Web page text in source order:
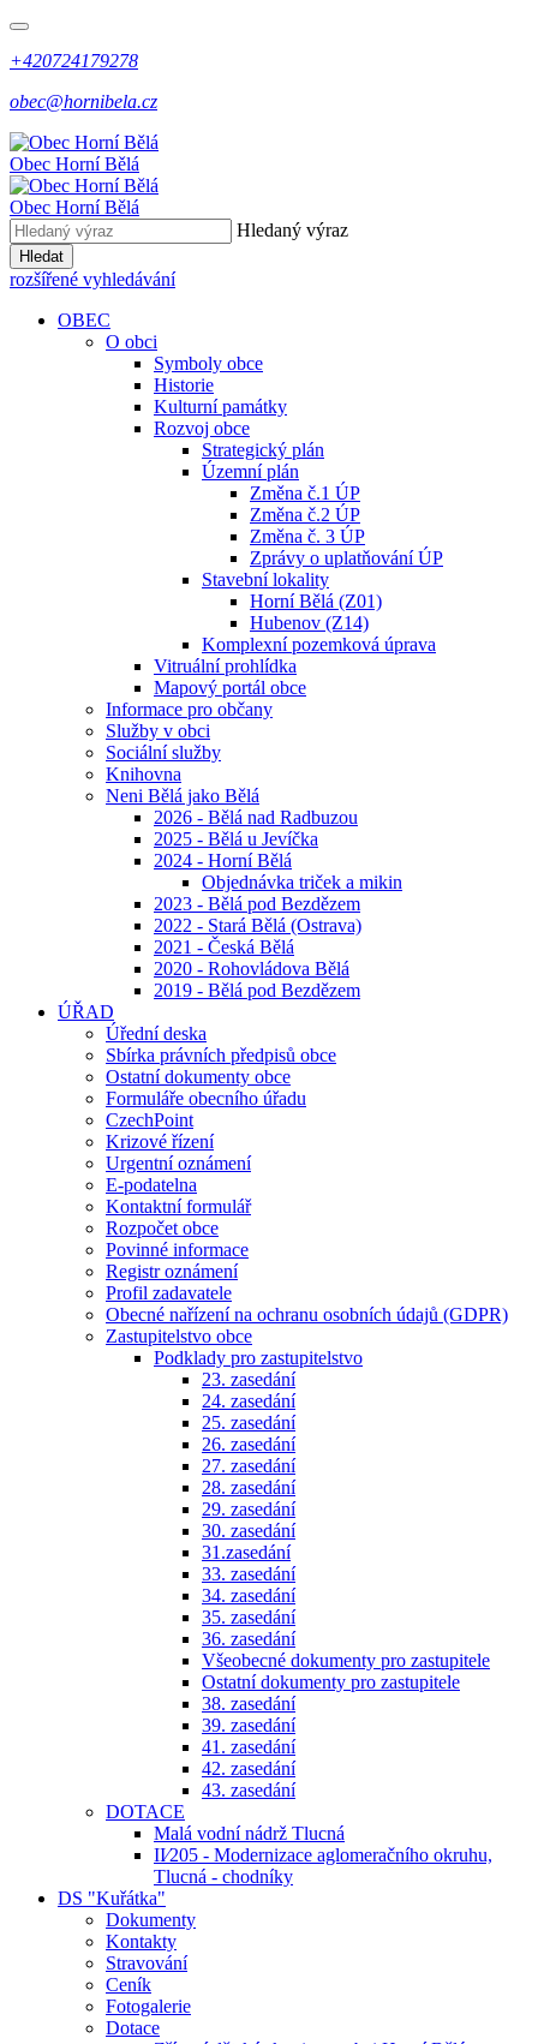
+420724179278
obec@hornibela.cz
Obec HorníBělá
Obec HorníBělá
Hledaný výraz
Hledat
rozšířené vyhledávání
OBEC
O obci
Symboly obce
Historie
Kulturní památky
Rozvoj obce
Strategický plán
Územní plán
Změna č.1 ÚP
Změna č.2 ÚP
Změna č. 3 ÚP
Zprávy o uplatňování ÚP
Stavební lokality
Horní Bělá (Z01)
Hubenov (Z14)
Komplexní pozemková úprava
Vitruální prohlídka
Mapový portál obce
Informace pro občany
Služby v obci
Sociální služby
Knihovna
Neni Bělá jako Bělá
2026 - Bělá nad Radbuzou
2025 - Bělá u Jevíčka
2024 - Horní Bělá
Objednávka triček a mikin
2023 - Bělá pod Bezdězem
2022 - Stará Bělá (Ostrava)
2021 - Česká Bělá
2020 - Rohovládova Bělá
2019 - Bělá pod Bezdězem
ÚŘAD
Úřední deska
Sbírka právních předpisů obce
Ostatní dokumenty obce
Formuláře obecního úřadu
CzechPoint
Krizové řízení
Urgentní oznámení
E-podatelna
Kontaktní formulář
Rozpočet obce
Povinné informace
Registr oznámení
Profil zadavatele
Obecné nařízení na ochranu osobních údajů (GDPR)
Zastupitelstvo obce
Podklady pro zastupitelstvo
23. zasedání
24. zasedání
25. zasedání
26. zasedání
27. zasedání
28. zasedání
29. zasedání
30. zasedání
31.zasedání
33. zasedání
34. zasedání
35. zasedání
36. zasedání
Všeobecné dokumenty pro zastupitele
Ostatní dokumenty pro zastupitele
38. zasedání
39. zasedání
41. zasedání
42. zasedání
43. zasedání
DOTACE
Malá vodní nádrž Tlucná
II⁄205 - Modernizace aglomeračního okruhu,
Tlucná - chodníky
DS "Kuřátka"
Dokumenty
Kontakty
Stravování
Ceník
Fotogalerie
Dotace